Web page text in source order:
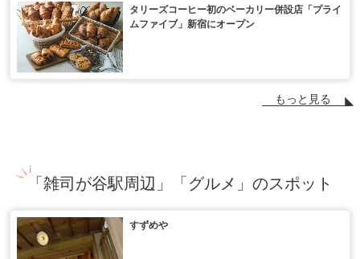
タリーズコーヒー初のベーカリー併設店「プライ
ムファイブ」新宿にオープン
もっと見る
「雑司が谷駅周辺」「グルメ」のスポット
すずめや